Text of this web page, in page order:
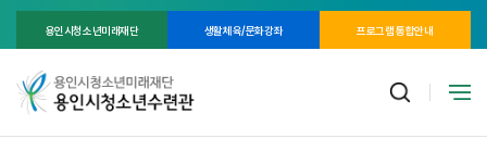
용인시청소년미래재단 생활체육/문화강좌 프로그램 통합안내